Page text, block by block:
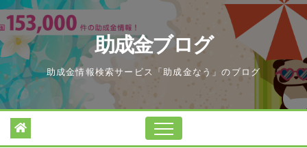
Skip
to
content
助成金ブログ
助成金情報検索サービス「助成金なう」のブログ